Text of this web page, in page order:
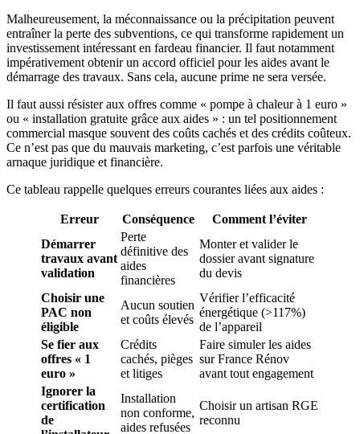
Malheureusement, la méconnaissance ou la précipitation peuvent
entraîner la perte des subventions, ce qui transforme rapidement un
investissement intéressant en fardeau financier. Il faut notamment
impérativement obtenir un accord officiel pour les aides avant le
démarrage des travaux. Sans cela, aucune prime ne sera versée.
Il faut aussi résister aux offres comme « pompe à chaleur à 1 euro »
ou « installation gratuite grâce aux aides » : un tel positionnement
commercial masque souvent des coûts cachés et des crédits coûteux.
Ce n’est pas que du mauvais marketing, c’est parfois une véritable
arnaque juridique et financière.
Ce tableau rappelle quelques erreurs courantes liées aux aides :
Erreur Conséquence
Comment l’éviter
Démarrer
travaux avant
validation
Perte
définitive des
aides
financières
Monter et valider le
dossier avant signature
du devis
Choisir une
PAC non
éligible
Aucun soutien
et coûts élevés
Vérifier l’efficacité
énergétique (>117%)
de l’appareil
Se fier aux
offres « 1
euro »
Crédits
cachés, pièges
et litiges
Faire simuler les aides
sur France Rénov
avant tout engagement
Ignorer la
certification
de
Installation
non conforme,
aides refusées
Choisir un artisan RGE
reconnu